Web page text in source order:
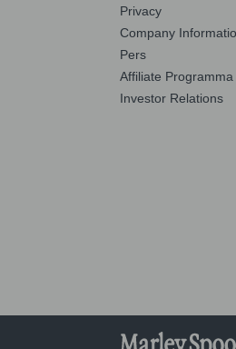
Privacy
Company
Pers
Affiliate Programma
Investor Relations